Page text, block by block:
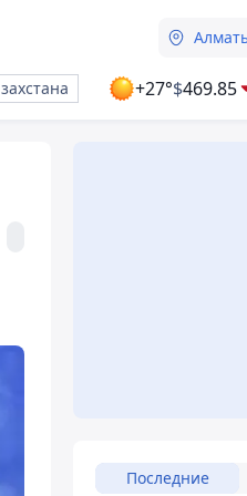
+27°$469.85
Последние